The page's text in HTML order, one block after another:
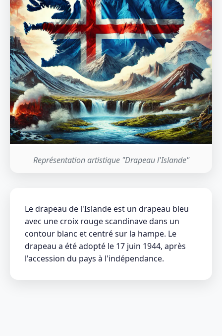
Représentation artistique "Drapeau l'Islande"
Le drapeau de l'Islande est un drapeau bleu
avec une croix rouge scandinave dans un
contour blanc et centré sur la hampe. Le
drapeau a été adopté le 17 juin 1944, après
l'accession du pays à l'indépendance.